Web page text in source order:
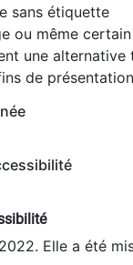
sans étiquette
ou même
une alternative
de
Elle a été